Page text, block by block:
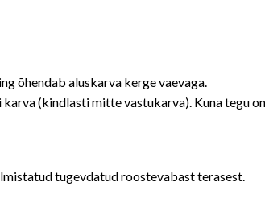
õhendab aluskarva kerge vaevaga.
(kindlasti mitte vastukarva). Kuna tegu
tugevdatud roostevabast terasest.